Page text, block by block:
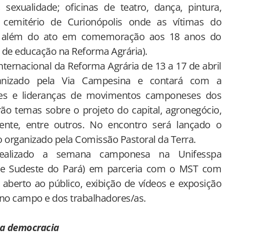
oficinas de teatro, dança, pintura,
de Curionópolis onde as vítimas do
do ato em comemoração aos 18 anos do
educação na Reforma Agrária).
da Reforma Agrária de 13 a 17 de abril
pela Via Campesina e contará com a
e lideranças de movimentos camponeses dos
temas sobre o projeto do capital, agronegócio,
entre outros. No encontro será lançado o
pela Comissão Pastoral da Terra.
a semana camponesa na Unifesspa
Sudeste do Pará) em parceria com o MST com
ao público, exibição de vídeos e exposição
campo e dos trabalhadores/as.
democracia